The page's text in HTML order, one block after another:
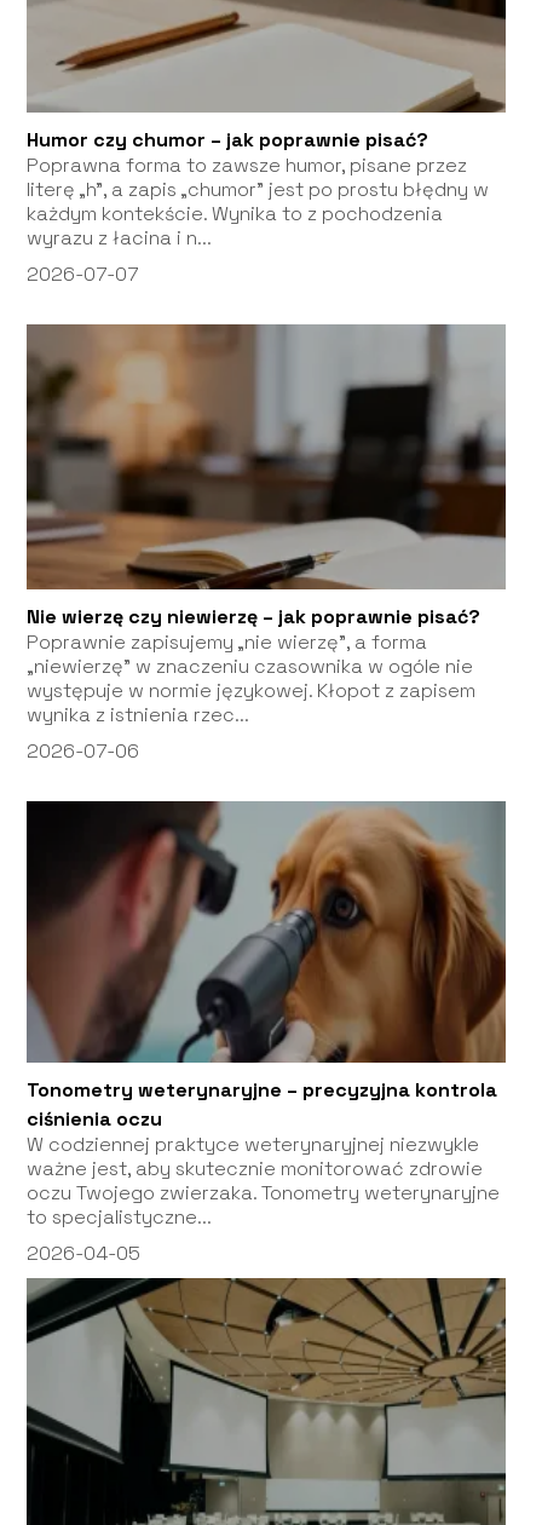
Humor czy chumor – jak poprawnie pisać?
Poprawna forma to zawsze humor, pisane przez
literę „h”, a zapis „chumor” jest po prostu błędny w
każdym kontekście. Wynika to z pochodzenia
wyrazu z łacina i n...
2026-07-07
Nie wierzę czy niewierzę – jak poprawnie pisać?
Poprawnie zapisujemy „nie wierzę”, a forma
„niewierzę” w znaczeniu czasownika w ogóle nie
występuje w normie językowej. Kłopot z zapisem
wynika z istnienia rzec...
2026-07-06
Tonometry weterynaryjne – precyzyjna kontrola
ciśnienia oczu
W codziennej praktyce weterynaryjnej niezwykle
ważne jest, aby skutecznie monitorować zdrowie
oczu Twojego zwierzaka. Tonometry weterynaryjne
to specjalistyczne...
2026-04-05